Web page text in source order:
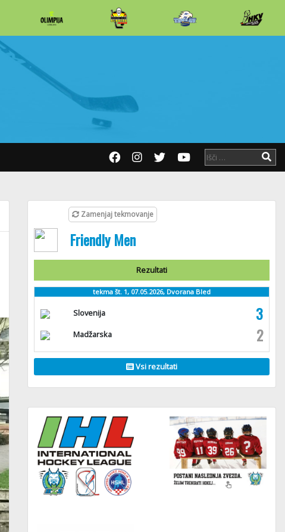
Zamenjaj tekmovanje
Friendly Men
Rezultati
tekma št. 1, 07.05.2026, Dvorana Bled
Slovenija 3
Madžarska 2
Vsi rezultati